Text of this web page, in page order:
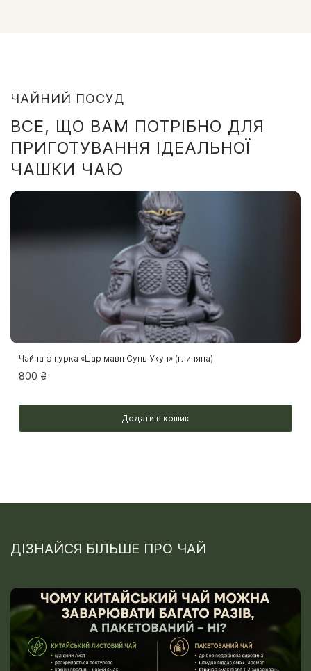
ЧАЙНИЙ ПОСУД
ВСЕ, ЩО ВАМ ПОТРІБНО ДЛЯ
ПРИГОТУВАННЯ ІДЕАЛЬНОЇ
ЧАШКИ ЧАЮ
Чайна фігурка «Цар мавп Сунь Укун» (глиняна)
800 ₴
Додати в кошик
ДІЗНАЙСЯ БІЛЬШЕ ПРО ЧАЙ